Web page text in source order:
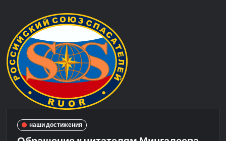
наши достижения